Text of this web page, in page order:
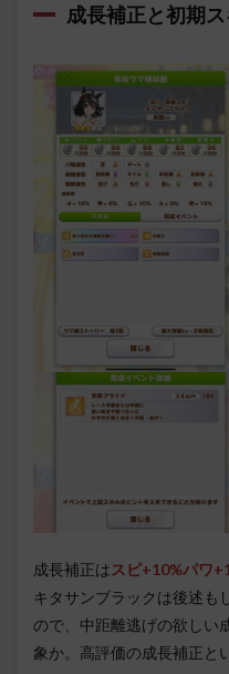
成長補正と初期
成長補正は スピ+10%パワ
キタサンブラックは後述も
ので、中距離逃げの欲しい
象か。高評価の成長補正と